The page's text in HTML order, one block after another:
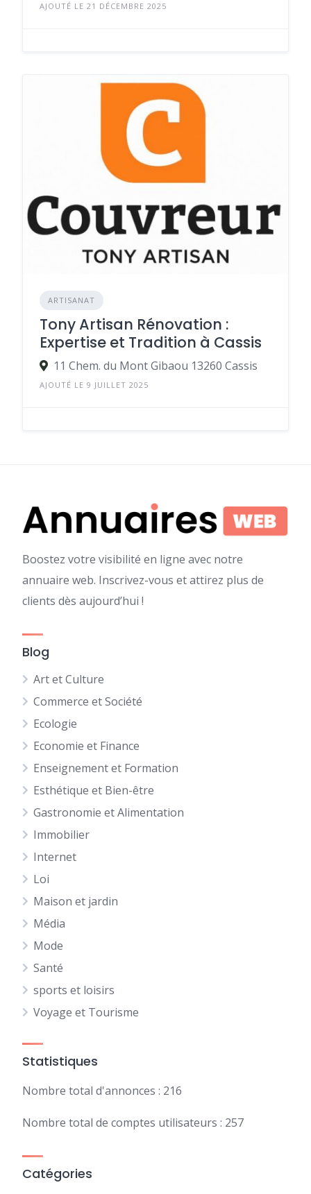
AJOUTÉ LE 21 DÉCEMBRE 2025
ARTISANAT
Tony Artisan Rénovation :
Expertise et Tradition à Cassis
11 Chem. du Mont Gibaou 13260 Cassis
AJOUTÉ LE 9 JUILLET 2025
Boostez votre visibilité en ligne avec notre
annuaire web. Inscrivez-vous et attirez plus de
clients dès aujourd’hui !
Blog
Art et Culture
Commerce et Société
Ecologie
Economie et Finance
Enseignement et Formation
Esthétique et Bien-être
Gastronomie et Alimentation
Immobilier
Internet
Loi
Maison et jardin
Média
Mode
Santé
sports et loisirs
Voyage et Tourisme
Statistiques
Nombre total d'annonces : 216
Nombre total de comptes utilisateurs : 257
Catégories